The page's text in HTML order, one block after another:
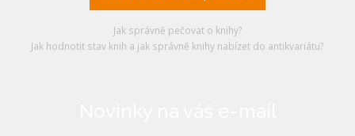
Jak správně pečovat o knihy?
Jak hodnotit stav knih a jak správně knihy nabízet do antikvariátu?